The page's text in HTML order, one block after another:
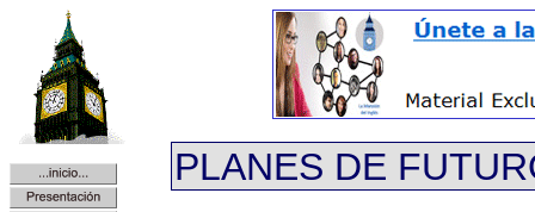
PLANES DE